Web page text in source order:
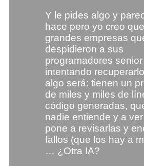
Y le pides algo y
hace pero yo creo
grandes empresas
despidieron a sus
programadores
intentando
algo será: tienen un
de miles y miles de
código generadas,
nadie entiende y a
pone a revisarlas y
fallos (que los hay a
… ¿Otra IA?